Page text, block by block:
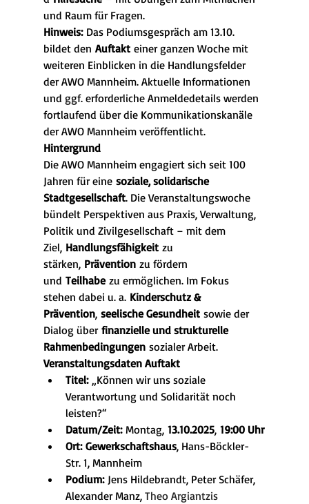
und Raum für Fragen.
Hinweis: Das Podiumsgespräch am 13.10.
bildet den Auftakt einer ganzen Woche mit
weiteren Einblicken in die Handlungsfelder
der AWO Mannheim. Aktuelle Informationen
und ggf. erforderliche Anmeldedetails werden
fortlaufend über die Kommunikationskanäle
der AWO Mannheim veröffentlicht.
Hintergrund
Die AWO Mannheim engagiert sich seit 100
Jahren für eine soziale, solidarische
Stadtgesellschaft. Die Veranstaltungswoche
bündelt Perspektiven aus Praxis, Verwaltung,
Politik und Zivilgesellschaft – mit dem
Ziel, Handlungsfähigkeit zu
stärken, Prävention zu fördern
und Teilhabe zu ermöglichen. Im Fokus
stehen dabei u. a. Kinderschutz &
Prävention, seelische Gesundheit sowie der
Dialog über finanzielle und strukturelle
Rahmenbedingungen sozialer Arbeit.
Veranstaltungsdaten Auftakt
Titel: „Können wir uns soziale
Verantwortung und Solidarität noch
leisten?“
Datum/Zeit: Montag, 13.10.2025, 19:00 Uhr
Ort: Gewerkschaftshaus, Hans-Böckler-
Str. 1, Mannheim
Podium: Jens Hildebrandt, Peter Schäfer,
Alexander Manz, Theo Argiantzis